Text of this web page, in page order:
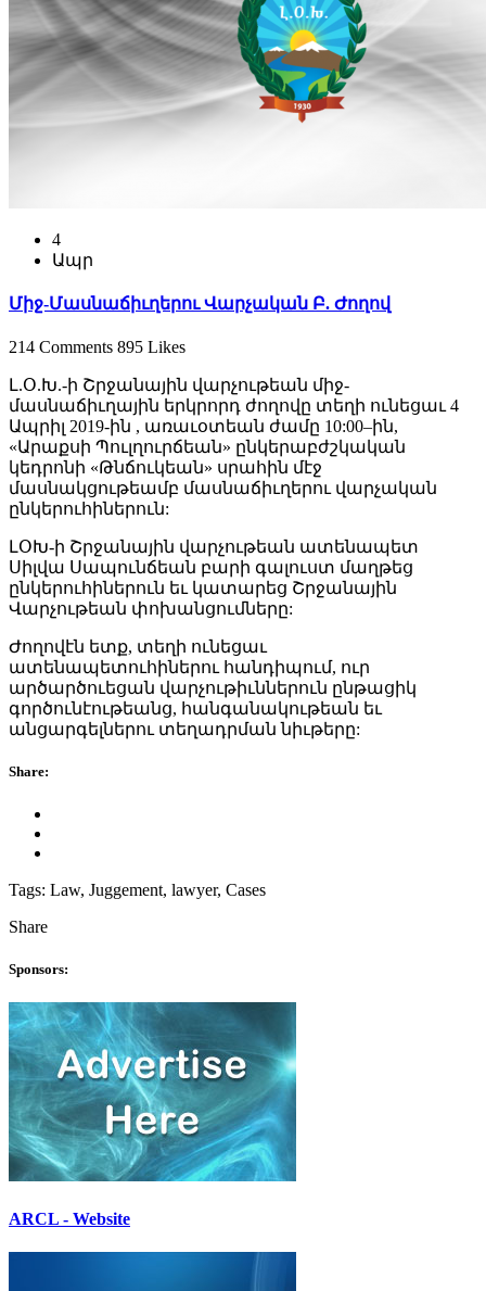
4
Ապր
Միջ-Մասնաճիւղերու Վարչական Բ. Ժողով
214 Comments 895 Likes
Լ.Օ.Խ.-ի Շրջանային վարչութեան միջ-
մասնաճիւղային երկրորդ ժողովը տեղի ունեցաւ 4
Ապրիլ 2019-ին , առաւօտեան ժամը 10:00–ին,
«Արաքսի Պուլղուրճեան» ընկերաբժշկական
կեդրոնի «Թնճուկեան» սրահին մէջ
մասնակցութեամբ մասնաճիւղերու վարչական
ընկերուհիներուն:
ԼՕԽ-ի Շրջանային վարչութեան ատենապետ
Սիլվա Սապունճեան բարի գալուստ մաղթեց
ընկերուհիներուն եւ կատարեց Շրջանային
Վարչութեան փոխանցումները:
Ժողովէն ետք, տեղի ունեցաւ
ատենապետուհիներու հանդիպում, ուր
արծարծուեցան վարչութիւններուն ընթացիկ
գործունէութեանց, հանգանակութեան եւ
անցարգելներու տեղադրման նիւթերը:
Share:
Tags: Law, Juggement, lawyer, Cases
Share
Sponsors:
ARCL - Website